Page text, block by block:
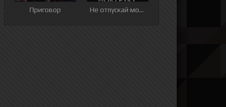
Приговор Не отпускай мою руку